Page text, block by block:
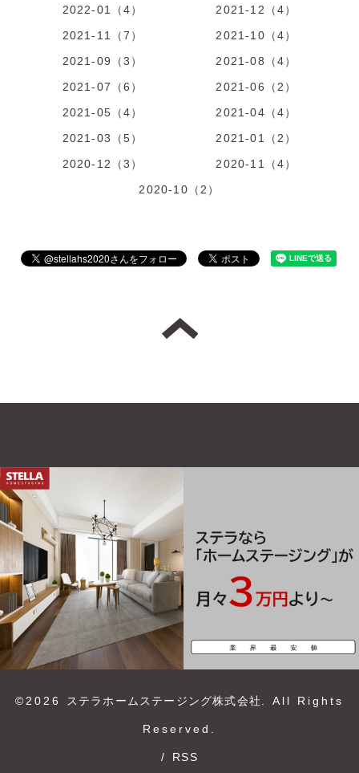
2022-01（4）
2021-12（4）
2021-11（7）
2021-10（4）
2021-09（3）
2021-08（4）
2021-07（6）
2021-06（2）
2021-05（4）
2021-04（4）
2021-03（5）
2021-01（2）
2020-12（3）
2020-11（4）
2020-10（2）
©2026 ステラホームステージング株式会社. All Rights
Reserved.
/ RSS